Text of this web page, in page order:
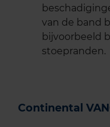
van de band
bijvoorbeeld
stoepranden.
Continental